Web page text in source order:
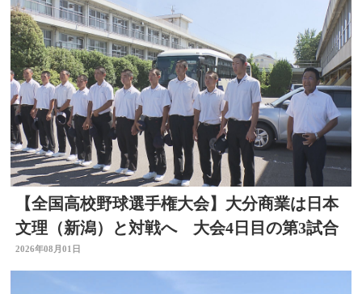
【全国高校野球選手権大会】大分商業は日本
文理（新潟）と対戦へ 大会4日目の第3試合
2026年08月01日